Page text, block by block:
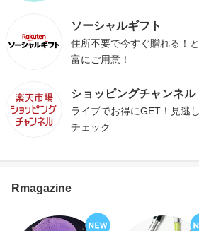
ソーシャルギフト
住所不要で今すぐ贈れる！
富にご用意！
ショッピングチャンネル
ライブでお得にGET！見逃
チェック
Rmagazine